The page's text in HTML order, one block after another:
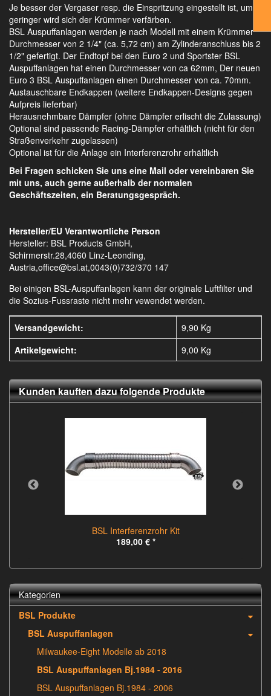
Je besser der Vergaser resp. die Einspritzung eingestellt ist, umso
geringer wird sich der Krümmer verfärben.
BSL Auspuffanlagen werden je nach Modell mit einem Krümmer
Durchmesser von 2 1/4" (ca. 5,72 cm) am Zylinderanschluss bis 2
1/2" gefertigt. Der Endtopf bei den Euro 2 und Sportster BSL
Auspuffanlagen hat einen Durchmesser von ca 62mm, Der neuen
Euro 3 BSL Auspuffanlagen einen Durchmesser von ca. 70mm.
Austauschbare Endkappen (weitere Endkappen-Designs gegen
Aufpreis lieferbar)
Herausnehmbare Dämpfer (ohne Dämpfer erlischt die Zulassung)
Optional sind passende Racing-Dämpfer erhältlich (nicht für den
Straßenverkehr zugelassen)
Optional ist für die Anlage ein Interferenzrohr erhältlich
Bei Fragen schicken Sie uns eine Mail oder vereinbaren Sie
mit uns, auch gerne außerhalb der normalen
Geschäftszeiten, ein Beratungsgespräch.
Hersteller/EU Verantwortliche Person
Hersteller: BSL Products GmbH,
Schirmerstr.28,4060 Linz-Leonding,
Austria,office@bsl.at,0043(0)732/370 147
Bei einigen BSL-Auspuffanlagen kann der originale Luftfilter und
die Sozius-Fussraste nicht mehr vewendet werden.
Versandgewicht:
9,90 Kg
Artikelgewicht:
9,00 Kg
Kunden kauften dazu folgende Produkte
BSL Interferenzrohr Kit
189,00 € *
Kategorien
BSL Produkte
BSL Auspuffanlagen
Milwaukee-Eight Modelle ab 2018
BSL Auspuffanlagen Bj.1984 - 2016
BSL Auspuffanlagen Bj.1984 - 2006